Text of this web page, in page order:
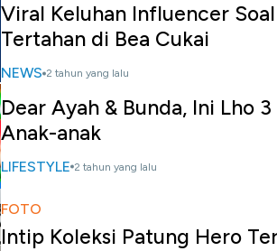
Viral Keluhan Influencer
Tertahan di Bea Cukai
NEWS 2 tahun yang lalu
Dear Ayah & Bunda, Ini Lho
Anak-anak
LIFESTYLE 2 tahun yang lalu
FOTO
Intip Koleksi Patung Hero